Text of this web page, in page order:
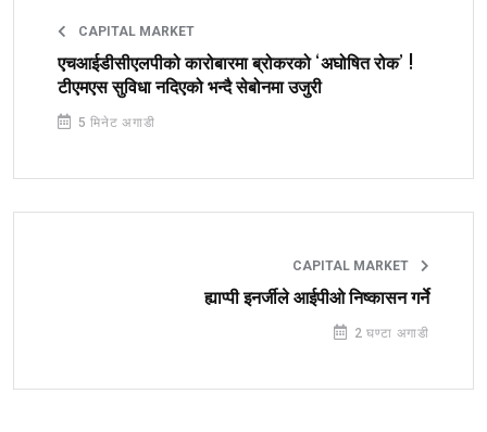
CAPITAL MARKET
एचआईडीसीएलपीको कारोबारमा ब्रोकरको ‘अघोषित रोक’ !
टीएमएस सुविधा नदिएको भन्दै सेबोनमा उजुरी
5 मिनेट अगाडी
CAPITAL MARKET
ह्याप्पी इनर्जीले आईपीओ निष्कासन गर्ने
2 घण्टा अगाडी